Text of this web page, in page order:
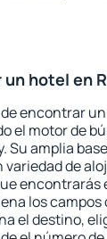
hotel en
encontrar
el motor de
Su amplia
de
encontrarás
los campos
el destino,